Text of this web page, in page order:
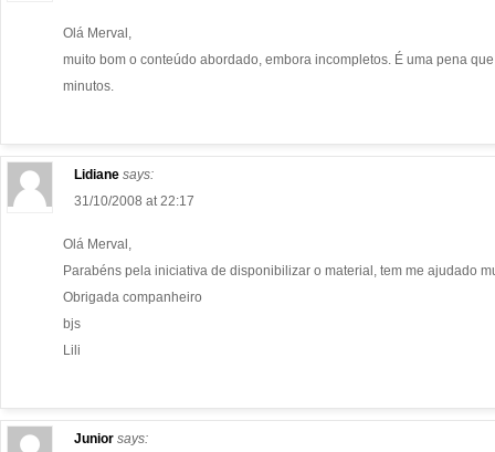
Olá Merval,
muito bom o conteúdo abordado, embora incompletos. É uma pena
minutos.
Lidiane says:
31/10/2008 at 22:17
Olá Merval,
Parabéns pela iniciativa de disponibilizar o material, tem me ajudado
Obrigada companheiro
bjs
Lili
Junior says: